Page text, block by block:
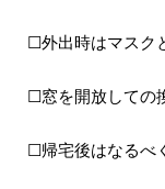
☐外出時はマスク
☐窓を開放しての
☐帰宅後はなるべ